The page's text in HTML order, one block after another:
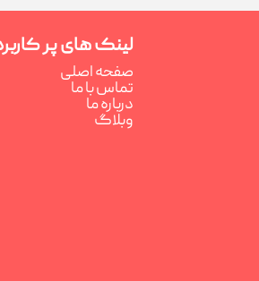
لینک های پر
صفحه اصلی
تماس با ما
درباره ما
وبلاگ